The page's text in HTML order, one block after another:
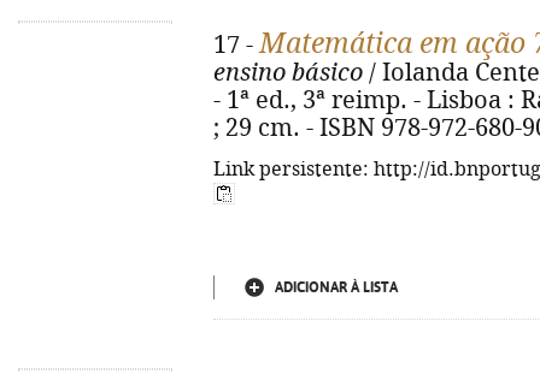
17 -Matemática em ação
ensino básico / Iolanda
- 1ª ed., 3ª reimp. - Lisboa :
; 29 cm. - ISBN 978-972-680-
Link persistente: http://
ADICIONAR À LISTA